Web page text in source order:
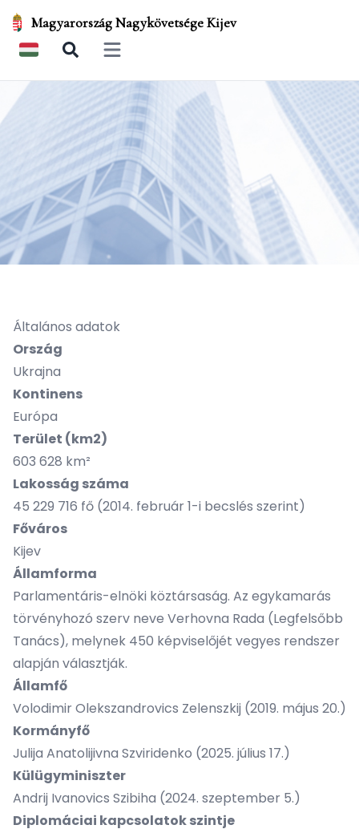
Magyarország Nagykövetsége Kijev
Open main menu
Általános adatok
Ország
Ukrajna
Kontinens
Európa
Terület (km2)
603 628 km²
Lakosság száma
45 229 716 fő (2014. február 1-i becslés szerint)
Főváros
Kijev
Államforma
Parlamentáris-elnöki köztársaság. Az egykamarás
törvényhozó szerv neve Verhovna Rada (Legfelsőbb
Tanács), melynek 450 képviselőjét vegyes rendszer
alapján választják.
Államfő
Volodimir Olekszandrovics Zelenszkij (2019. május 20.)
Kormányfő
Julija Anatolijivna Szviridenko (2025. július 17.)
Külügyminiszter
Andrij Ivanovics Szibiha (2024. szeptember 5.)
Diplomáciai kapcsolatok szintje